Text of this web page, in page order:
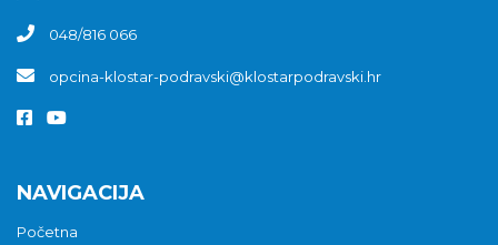
048/816 066
opcina-klostar-podravski@klostarpodravski.hr
NAVIGACIJA
Početna